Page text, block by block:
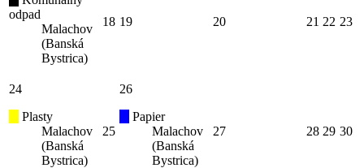
odpad
Malachov
(Banská
Bystrica)
18 19 20 21 22 23
24
Plasty
Malachov
(Banská
Bystrica)
25
26
Papier
Malachov
(Banská
Bystrica)
27 28 29 30